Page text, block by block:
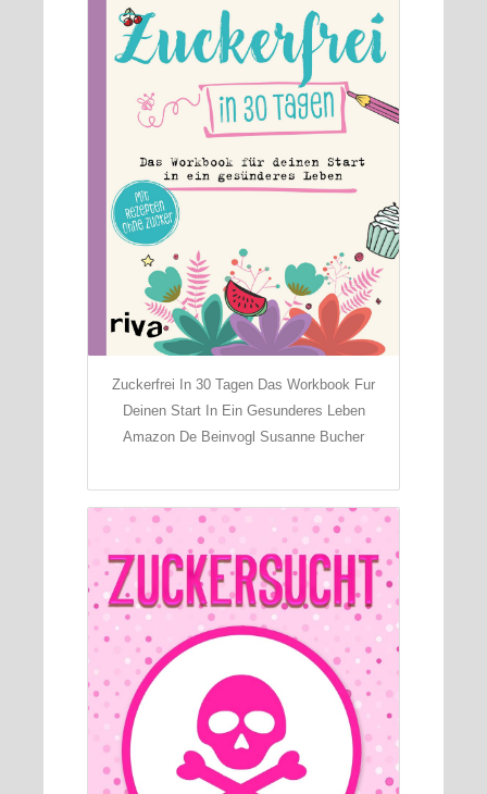
Zuckerfrei In 30 Tagen Das Workbook Fur
Deinen Start In Ein Gesunderes Leben
Amazon De Beinvogl Susanne Bucher